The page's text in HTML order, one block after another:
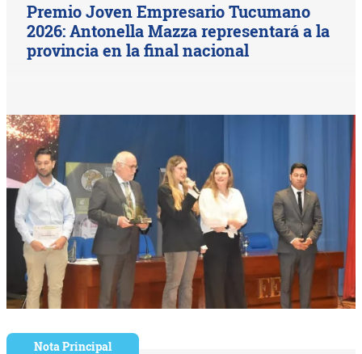
Premio Joven Empresario Tucumano
2026: Antonella Mazza representará a la
provincia en la final nacional
Nota Principal